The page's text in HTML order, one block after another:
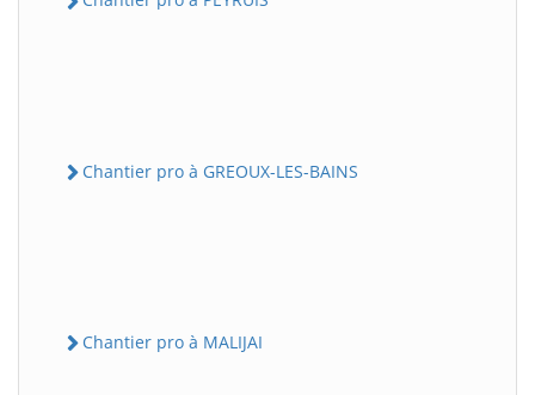
Chantier pro à GREOUX-LES-BAINS
Chantier pro à MALIJAI